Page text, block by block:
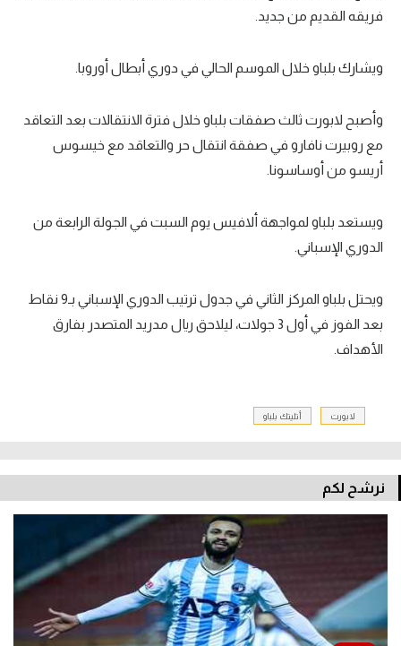
فريقه القديم من جديد.
ويشارك بلباو خلال الموسم الحالي في دوري أبطال أوروبا.
وأصبح لابورت ثالث صفقات بلباو خلال فترة الانتقالات بعد التعاقد
مع روبيرت نافارو في صفقة انتقال حر والتعاقد مع خيسوس
أريسو من أوساسونا.
ويستعد بلباو لمواجهة ألافيس يوم السبت في الجولة الرابعة من
الدوري الإسباني.
ويحتل بلباو المركز الثاني في جدول ترتيب الدوري الإسباني بـ9 نقاط
بعد الفوز في أول 3 جولات، ليلاحق ريال مدريد المتصدر بفارق
الأهداف.
لابورت أتليتك بلباو
نرشح لكم